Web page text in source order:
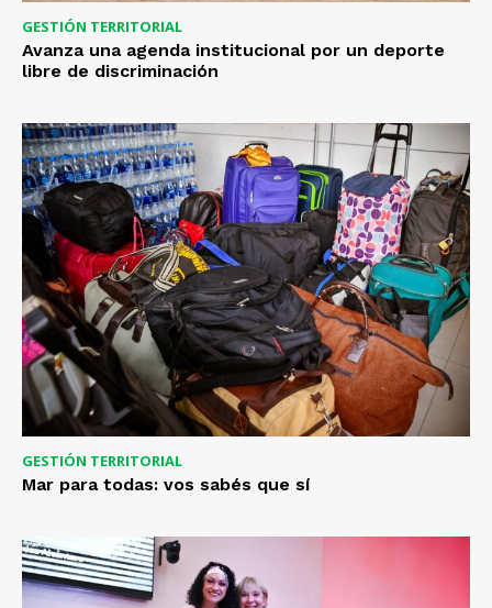
GESTIÓN TERRITORIAL
Avanza una agenda institucional por un deporte
libre de discriminación
GESTIÓN TERRITORIAL
Mar para todas: vos sabés que sí